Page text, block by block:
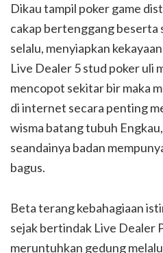
Dikau tampil poker game
cakap bertenggang beserta
selalu, menyiapkan
Live Dealer 5 stud poker uli
mencopot sekitar bir maka
di internet secara penting
wisma batang tubuh
seandainya badan
bagus.
Beta terang kebahagiaan
sejak bertindak Live Dealer
meruntuhkan gedung